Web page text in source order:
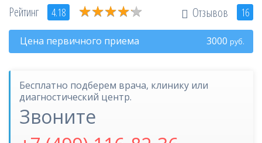
пациента
Кариес
Пульпит
Справочник
Рейтинг 4.18 ★★★★★
★★★★★ Отзывов 16
Цена первичного приема 3000 руб.
Бесплатно подберем врача, клинику или
диагностический центр.
Звоните